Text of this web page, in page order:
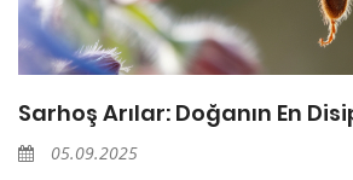
Sarhoş Arılar: Doğanın En
05.09.2025